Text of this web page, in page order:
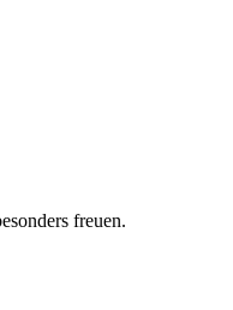
freuen.